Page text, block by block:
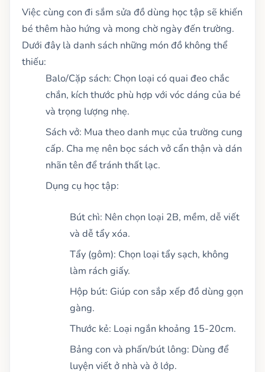
Việc cùng con đi sắm sửa đồ dùng học tập sẽ khiến
bé thêm hào hứng và mong chờ ngày đến trường.
Dưới đây là danh sách những món đồ không thể
thiếu:
Balo/Cặp sách: Chọn loại có quai đeo chắc
chắn, kích thước phù hợp với vóc dáng của bé
và trọng lượng nhẹ.
Sách vở: Mua theo danh mục của trường cung
cấp. Cha mẹ nên bọc sách vở cẩn thận và dán
nhãn tên để tránh thất lạc.
Dụng cụ học tập:
Bút chì: Nên chọn loại 2B, mềm, dễ viết
và dễ tẩy xóa.
Tẩy (gôm): Chọn loại tẩy sạch, không
làm rách giấy.
Hộp bút: Giúp con sắp xếp đồ dùng gọn
gàng.
Thước kẻ: Loại ngắn khoảng 15-20cm.
Bảng con và phấn/bút lông: Dùng để
luyện viết ở nhà và ở lớp.